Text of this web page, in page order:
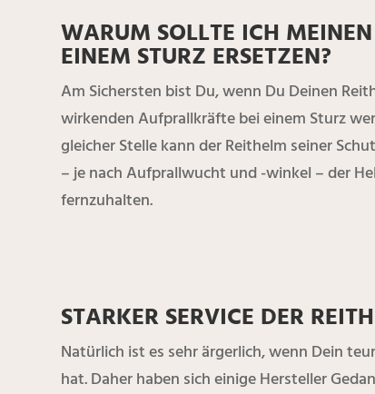
WARUM SOLLTE ICH
EINEM STURZ ERSETZEN?
Am Sichersten bist Du, wenn Du Deinen
wirkenden Aufprallkräfte bei einem Sturz
gleicher Stelle kann der Reithelm seiner
– je nach Aufprallwucht und -winkel – der
fernzuhalten.
STARKER SERVICE DER
Natürlich ist es sehr ärgerlich, wenn Dein
hat. Daher haben sich einige Hersteller